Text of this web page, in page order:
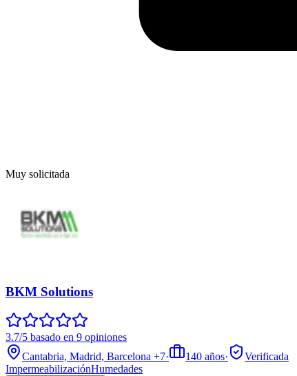
Muy solicitada
BKM Solutions
3.7/5 basado en 9 opiniones
Cantabria, Madrid, Barcelona +7· 140 años·
Verificada
ImpermeabilizaciónHumedades